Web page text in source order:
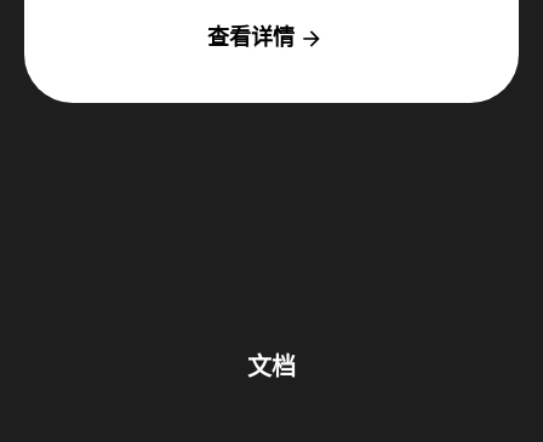
查看详情 arrow_forward
文档